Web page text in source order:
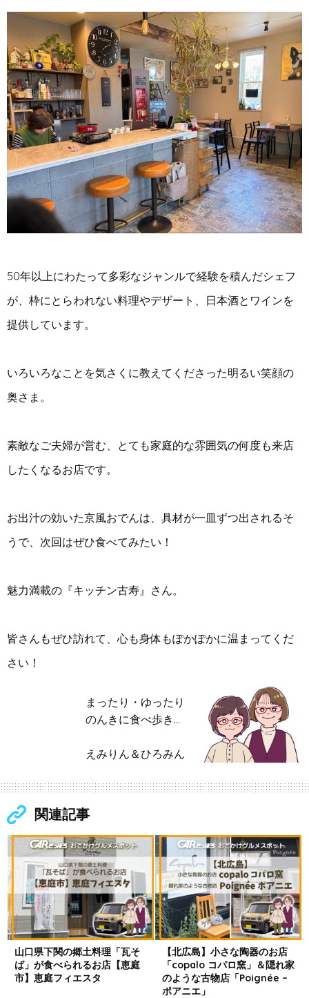
50年以上にわたって多彩なジャンルで経験を積んだシェフ
が、枠にとらわれない料理やデザート、日本酒とワインを
提供しています。
いろいろなことを気さくに教えてくださった明るい笑顔の
奥さま。
素敵なご夫婦が営む、とても家庭的な雰囲気の何度も来店
したくなるお店です。
お出汁の効いた京風おでんは、具材が一皿ずつ出されるそ
うで、次回はぜひ食べてみたい！
魅力満載の『キッチン古寿』さん。
皆さんもぜひ訪れて、心も身体もぽかぽかに温まってくだ
さい！
まったり・ゆったり
のんきに食べ歩き…
えみりん＆ひろみん
関連記事
山口県下関の郷土料理「瓦そ
ば」が食べられるお店【恵庭
市】恵庭フィエスタ
【北広島】小さな陶器のお店
「copalo コパロ窯」＆隠れ家
のような古物店「Poignée –
ポアニエ」